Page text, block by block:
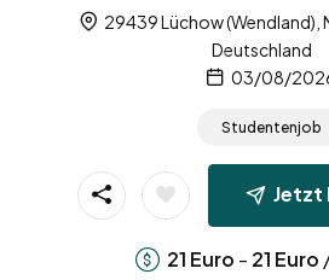
29439 Lüchow (Wendland),
Deutschland
03/08/
Studentenjob
Jetzt
21 Euro - 21 Euro